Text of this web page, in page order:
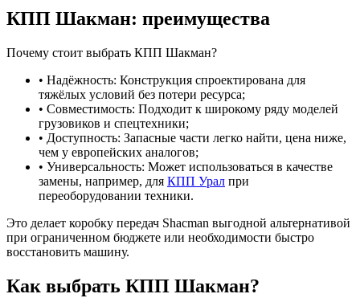
КПП Шакман: преимущества
Почему стоит выбрать КПП Шакман?
• Надёжность: Конструкция спроектирована для
тяжёлых условий без потери ресурса;
• Совместимость: Подходит к широкому ряду моделей
грузовиков и спецтехники;
• Доступность: Запасные части легко найти, цена ниже,
чем у европейских аналогов;
• Универсальность: Может использоваться в качестве
замены, например, для КПП Урал при
переоборудовании техники.
Это делает коробку передач Shacman выгодной альтернативой
при ограниченном бюджете или необходимости быстро
восстановить машину.
Как выбрать КПП Шакман?